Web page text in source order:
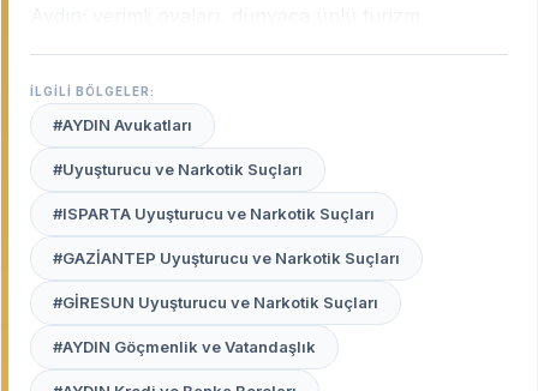
tarımsal mülkiyet uyuşmazlıklarından Kuşadası ve
Didim’deki uluslararası hukuk trafiğine, jeotermal
enerji kamulaştırmalarından aile hukukuna kadar
geniş bir sahada yerel tecrübe gerektirir.
uzman avukatları, şehrin bu dinamik yapısını, yerel
adli pratikleri ve Ege’nin kendine has mülkiyet
kültürünü en iyi bilen profesyonellerdir.
Avukat Burada
platformu, Aydın Adliyesi ve tüm
ilçelerindeki (Nazilli, Kuşadası, Didim, Söke vb.)
davalarınızda haklarınızı en etkili şekilde savunacak,
İLGİLİ BÖLGELER:
#AYDIN Avukatları
#Uyuşturucu ve Narkotik Suçları
#ISPARTA Uyuşturucu ve Narkotik Suçları
#GAZİANTEP Uyuşturucu ve Narkotik Suçları
#GİRESUN Uyuşturucu ve Narkotik Suçları
#AYDIN Göçmenlik ve Vatandaşlık